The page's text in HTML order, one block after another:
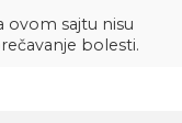
ovom sajtu nisu
bolesti.